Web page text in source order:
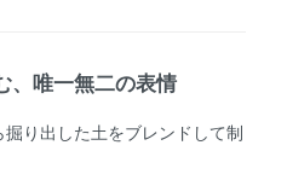
、唯一無二の表情
り出した土をブレンドして制